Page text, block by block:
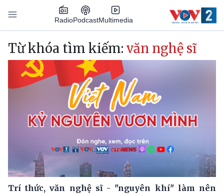
Nhảy đến nội dung
RadioPodcastMultimedia
Main navigation
Từ khóa tìm kiếm: văn nghệ sĩ
Trí thức, văn nghệ sĩ - "nguyên khí" làm nên